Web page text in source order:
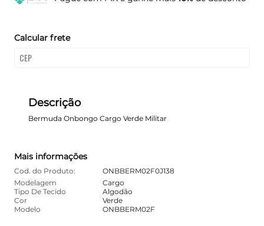
Calcular frete
Descrição
Bermuda Onbongo Cargo Verde Militar
Mais informações
Cod. do Produto:
ONBBERM02F0J138
Modelagem
Cargo
Tipo De Tecido
Algodão
Cor
Verde
Modelo
ONBBERM02F